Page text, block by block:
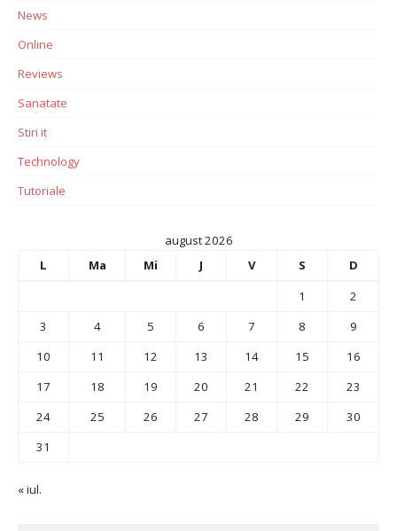
News
Online
Reviews
Sanatate
Stiri it
Technology
Tutoriale
august 2026
L
Ma Mi J V S
D
1
2
3
4 5 6 7 8
9
10
11 12 13 14 15
16
17
18 19 20 21 22
23
24
25 26 27 28 29
30
31
« iul.